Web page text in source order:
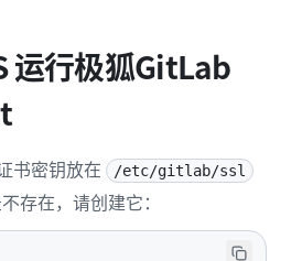
运行极狐GitLab
书密钥放在 /etc/gitlab/ssl
存在，请创建它：